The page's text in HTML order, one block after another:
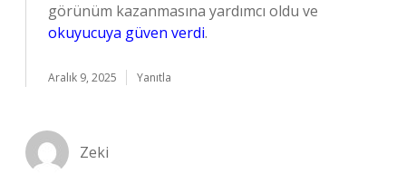
görünüm kazanmasına yardımcı oldu ve
okuyucuya güven verdi.
Aralık 9, 2025 Yanıtla
Zeki